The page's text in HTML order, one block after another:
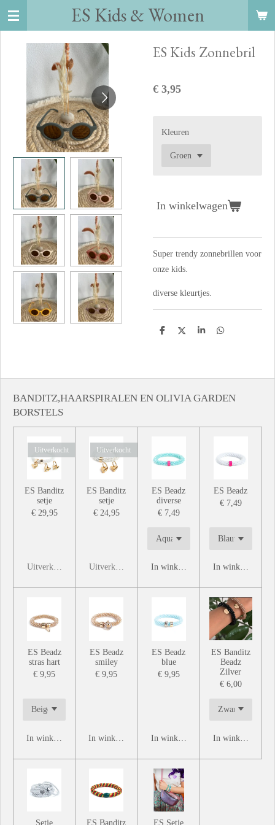
Ga
hoofdinhoud
ES Kids&Women
ES Kids Zonnebril
€ 3,95
Kleuren
In winkelwagen
Super trendy zonnebrillen voor
onze kids.
diverse kleurtjes.
D
D
S
D
BANDITZ,HAARSPIRALEN EN OLIVIA GARDEN
BORSTELS
Uitverkocht
ES Banditz
setje
€ 29,95
Uitverkocht
Uitverkocht
ES Banditz
setje
€ 24,95
Uitverkocht
ES Beadz
diverse
€ 7,49
In winkelwagen
ES Beadz
€ 7,49
In winkelwagen
ES Beadz
stras hart
€ 9,95
In winkelwagen
ES Beadz
smiley
€ 9,95
In winkelwagen
ES Beadz
blue
€ 9,95
In winkelwagen
ES Banditz
Beadz
Zilver
€ 6,00
In winkelwagen
Setje ES Banditz ES Setje